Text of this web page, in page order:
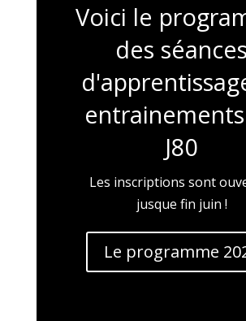
Voici le
des séances
J80
Les inscriptions sont
jusque fin juin !
Le programme